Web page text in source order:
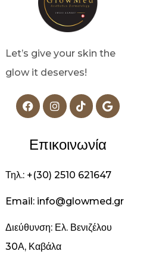
Let’s give your skin the
glow it deserves!
Επικοινωνία
Τηλ.: +(30) 2510 621647
Email: info@glowmed.gr
Διεύθυνση: Ελ. Βενιζέλου
30Α, Καβάλα